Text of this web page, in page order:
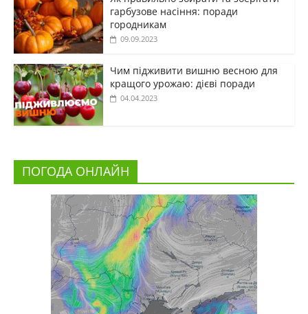
гарбузове насіння: поради
городникам
09.09.2023
Чим підживити вишню весною для
кращого урожаю: дієві поради
04.04.2023
ПОГОДА ОНЛАЙН